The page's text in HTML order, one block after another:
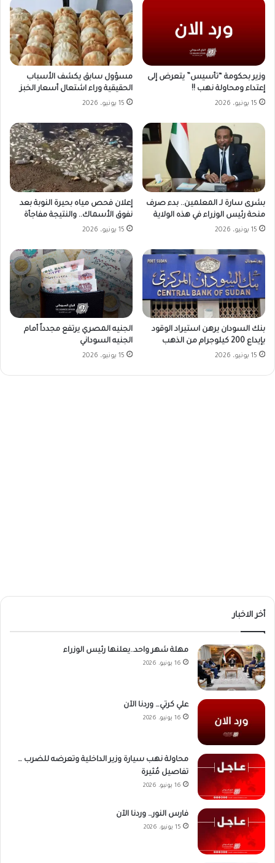
وزير بحكومة “تأسيس” يتعرض إلى
إعتداء ومحاولة نهب !!
15 يونيو، 2026
مسؤول سابق يكشف الأسباب
الحقيقية وراء اشتعال أسعار الخبز
15 يونيو، 2026
بشرى سارة لـ المعلمين.. بدء صرف
منحة رئيس الوزراء في هذه الولاية
15 يونيو، 2026
إعلان فحص مياه بحيرة النوبة بعد
نفوق الأسماك.. والنتيجة مفاجأة
15 يونيو، 2026
بنك السودان يرهن استيراد الوقود
بإيداع 200 كيلوجرام من الذهب
15 يونيو، 2026
الجنيه المصري يرتفع مجدداً أمام
الجنيه السوداني
15 يونيو، 2026
أخر الاخبار
مهلة شهر واحد..يعلنها رئيس الوزراء
16 يونيو، 2026
علي كرتي… وردنا الآن
16 يونيو، 2026
محاولة نهب سيارة وزير الداخلية وتعرضه للضرب …
تفاصيل مُثيرة
16 يونيو، 2026
فارس النور… وردنا الآن
15 يونيو، 2026